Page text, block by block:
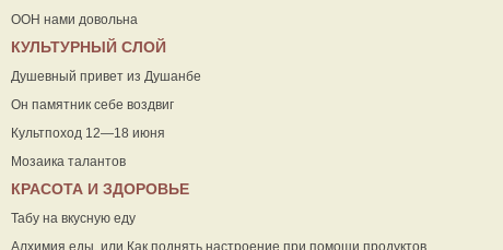
ООН нами довольна
КУЛЬТУРНЫЙ СЛОЙ
Душевный привет из Душанбе
Он памятник себе воздвиг
Культпоход 12—18 июня
Мозаика талантов
КРАСОТА И ЗДОРОВЬЕ
Табу на вкусную еду
Алхимия еды, или Как поднять настроение при помощи продуктов